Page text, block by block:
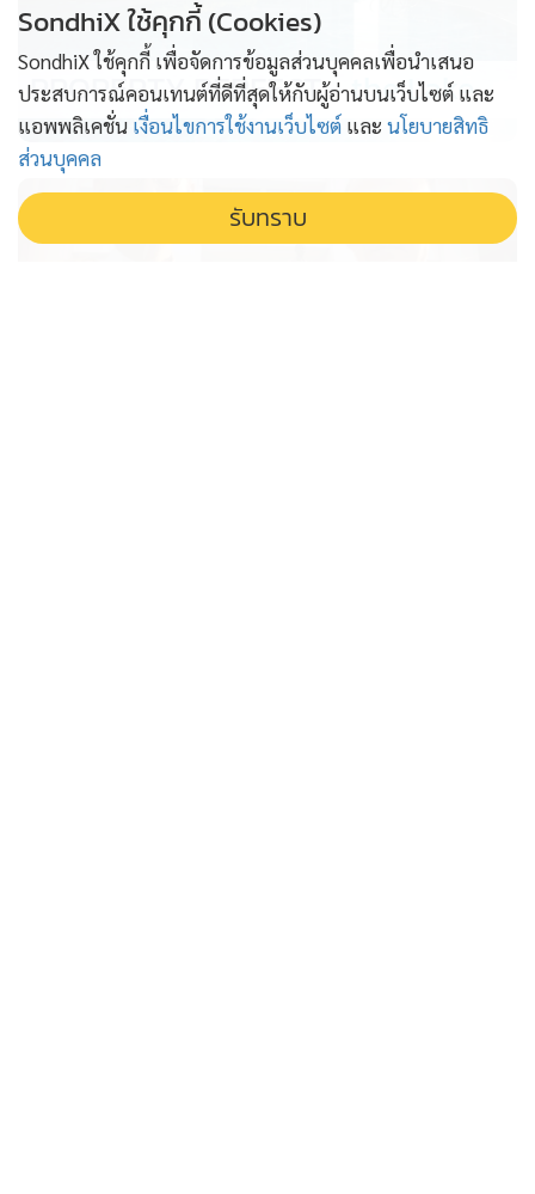
PROPERTY PERFECT -the Lake
SondhiX ใช้คุกกี้ (Cookies)
SondhiX ใช้คุกกี้ เพื่อจัดการข้อมูลส่วนบุคคลเพื่อนำเสนอ
ประสบการณ์คอนเทนต์ที่ดีที่สุดให้กับผู้อ่านบนเว็บไซต์ และ
แอพพลิเคชั่น เงื่อนไขการใช้งานเว็บไซต์ และ นโยบายสิทธิ
ส่วนบุคคล
รับทราบ